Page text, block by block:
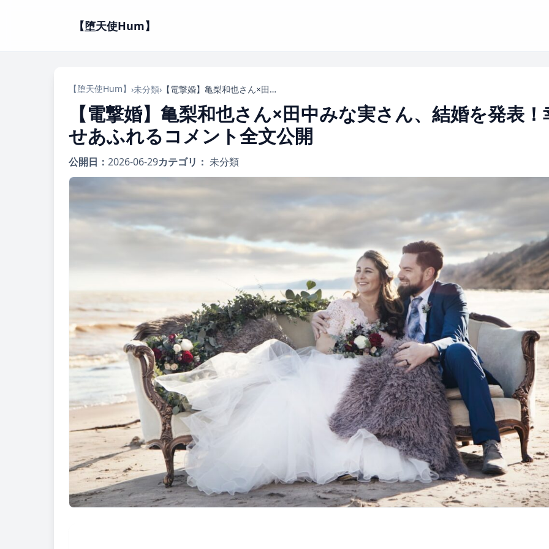
【堕天使Hum】
【堕天使Hum】 ›未分類› 【電撃婚】亀梨和也さん×田中みな実さん、結婚を発表！幸せあふれるコメント全文公開
【電撃婚】亀梨和也さん×田中みな実さん、結婚を発表！
せあふれるコメント全文公開
公開日： 2026-06-29カテゴリ： 未分類